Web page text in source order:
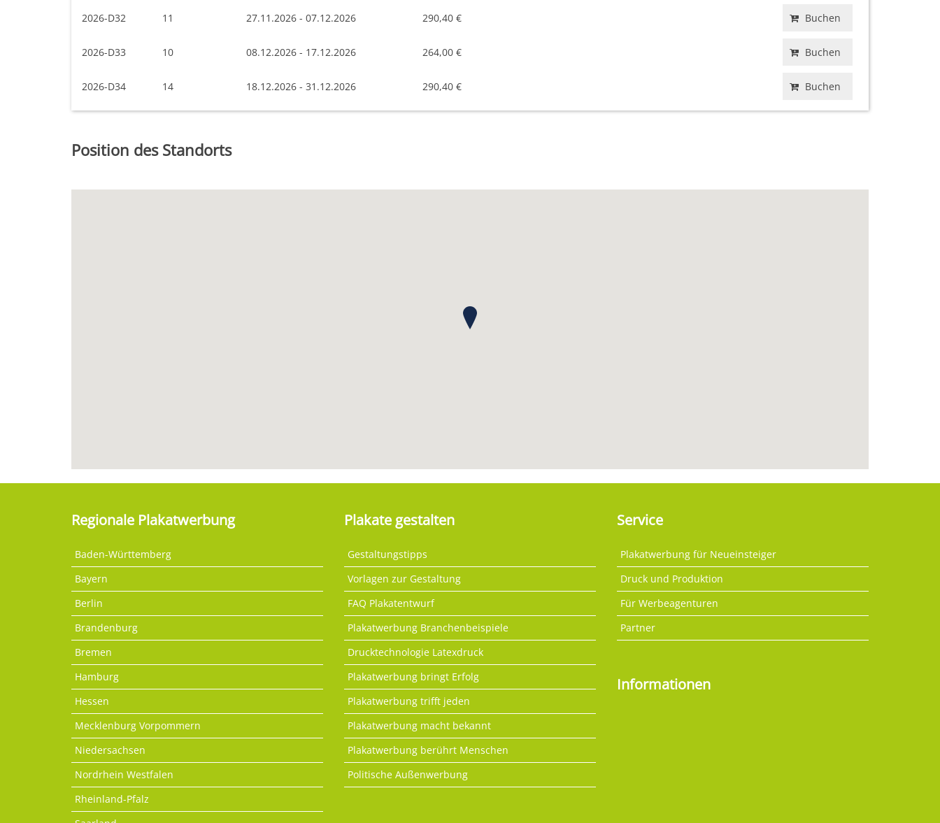
2026-D32 11 27.11.2026 - 07.12.2026 290,40 € Buchen
2026-D33 10 08.12.2026 - 17.12.2026 264,00 € Buchen
2026-D34 14 18.12.2026 - 31.12.2026 290,40 € Buchen
Position des Standorts
Regionale Plakatwerbung
Baden-Württemberg
Bayern
Berlin
Brandenburg
Bremen
Hamburg
Hessen
Mecklenburg Vorpommern
Niedersachsen
Nordrhein Westfalen
Rheinland-Pfalz
Plakate gestalten
Gestaltungstipps
Vorlagen zur Gestaltung
FAQ Plakatentwurf
Plakatwerbung Branchenbeispiele
Drucktechnologie Latexdruck
Plakatwerbung bringt Erfolg
Plakatwerbung trifft jeden
Plakatwerbung macht bekannt
Plakatwerbung berührt Menschen
Politische Außenwerbung
Service
Plakatwerbung für Neueinsteiger
Druck und Produktion
Für Werbeagenturen
Partner
Informationen